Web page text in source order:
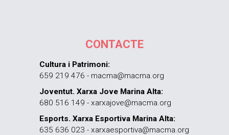
CONTACTE
Cultura i Patrimoni:
659 219 476 - macma@macma.org
Joventut. Xarxa Jove Marina Alta:
680 516 149 - xarxajove@macma.org
Esports. Xarxa Esportiva Marina Alta:
635 636 023 - xarxaesportiva@macma.org